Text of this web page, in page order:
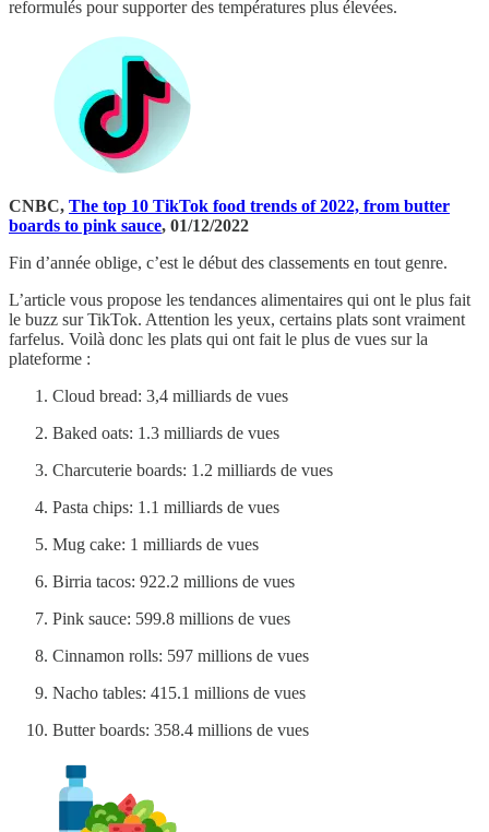
reformulés pour supporter des températures plus élevées.
CNBC, The top 10 TikTok food trends of 2022, from butter
boards to pink sauce, 01/12/2022
Fin d’année oblige, c’est le début des classements en tout genre.
L’article vous propose les tendances alimentaires qui ont le plus fait
le buzz sur TikTok. Attention les yeux, certains plats sont vraiment
farfelus. Voilà donc les plats qui ont fait le plus de vues sur la
plateforme :
Cloud bread: 3,4 milliards de vues
Baked oats: 1.3 milliards de vues
Charcuterie boards: 1.2 milliards de vues
Pasta chips: 1.1 milliards de vues
Mug cake: 1 milliards de vues
Birria tacos: 922.2 millions de vues
Pink sauce: 599.8 millions de vues
Cinnamon rolls: 597 millions de vues
Nacho tables: 415.1 millions de vues
Butter boards: 358.4 millions de vues